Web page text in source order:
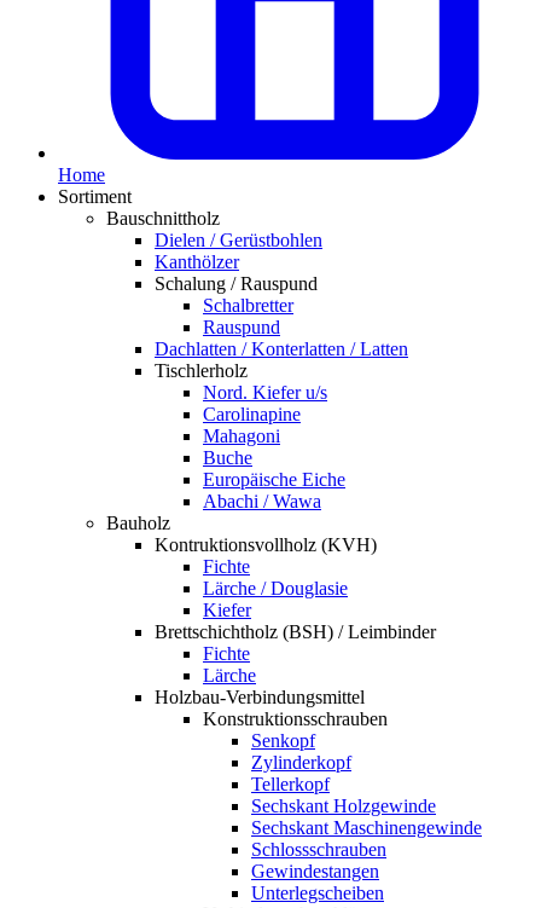
Home
Sortiment
Bauschnittholz
Dielen / Gerüstbohlen
Kanthölzer
Schalung / Rauspund
Schalbretter
Rauspund
Dachlatten / Konterlatten / Latten
Tischlerholz
Nord. Kiefer u/s
Carolinapine
Mahagoni
Buche
Europäische Eiche
Abachi / Wawa
Bauholz
Kontruktionsvollholz (KVH)
Fichte
Lärche / Douglasie
Kiefer
Brettschichtholz (BSH) / Leimbinder
Fichte
Lärche
Holzbau-Verbindungsmittel
Konstruktionsschrauben
Senkopf
Zylinderkopf
Tellerkopf
Sechskant Holzgewinde
Sechskant Maschinengewinde
Schlossschrauben
Gewindestangen
Unterlegscheiben